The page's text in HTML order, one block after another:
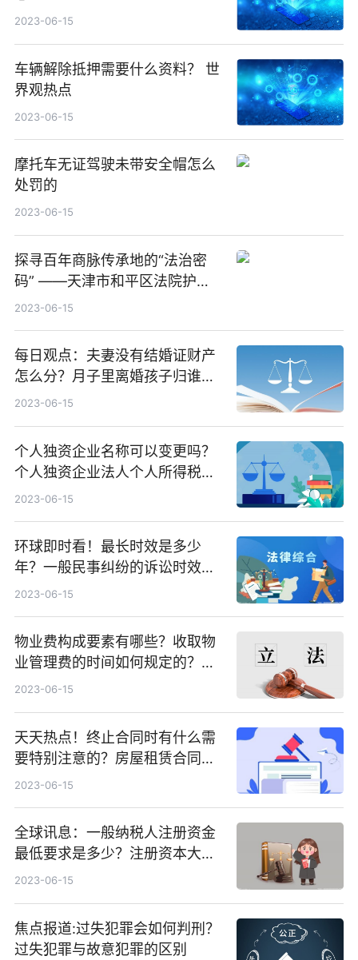
2023-06-15
车辆解除抵押需要什么资料？ 世
界观热点
2023-06-15
摩托车无证驾驶未带安全帽怎么
处罚的
2023-06-15
探寻百年商脉传承地的“法治密
码” ——天津市和平区法院护企
安商工作纪实
2023-06-15
每日观点：夫妻没有结婚证财产
怎么分？月子里离婚孩子归谁呢
能离婚吗？
2023-06-15
个人独资企业名称可以变更吗？
个人独资企业法人个人所得税怎
么报？
2023-06-15
环球即时看！最长时效是多少
年？一般民事纠纷的诉讼时效为
二年吗？民事诉讼时效中断的具
2023-06-15
物业费构成要素有哪些？收取物
业管理费的时间如何规定的？物
业费构成要素有哪些？
2023-06-15
天天热点！终止合同时有什么需
要特别注意的？房屋租赁合同应
注意哪些事项？
2023-06-15
全球讯息：一般纳税人注册资金
最低要求是多少？注册资本大小
有什么区别？
2023-06-15
焦点报道:过失犯罪会如何判刑？
过失犯罪与故意犯罪的区别